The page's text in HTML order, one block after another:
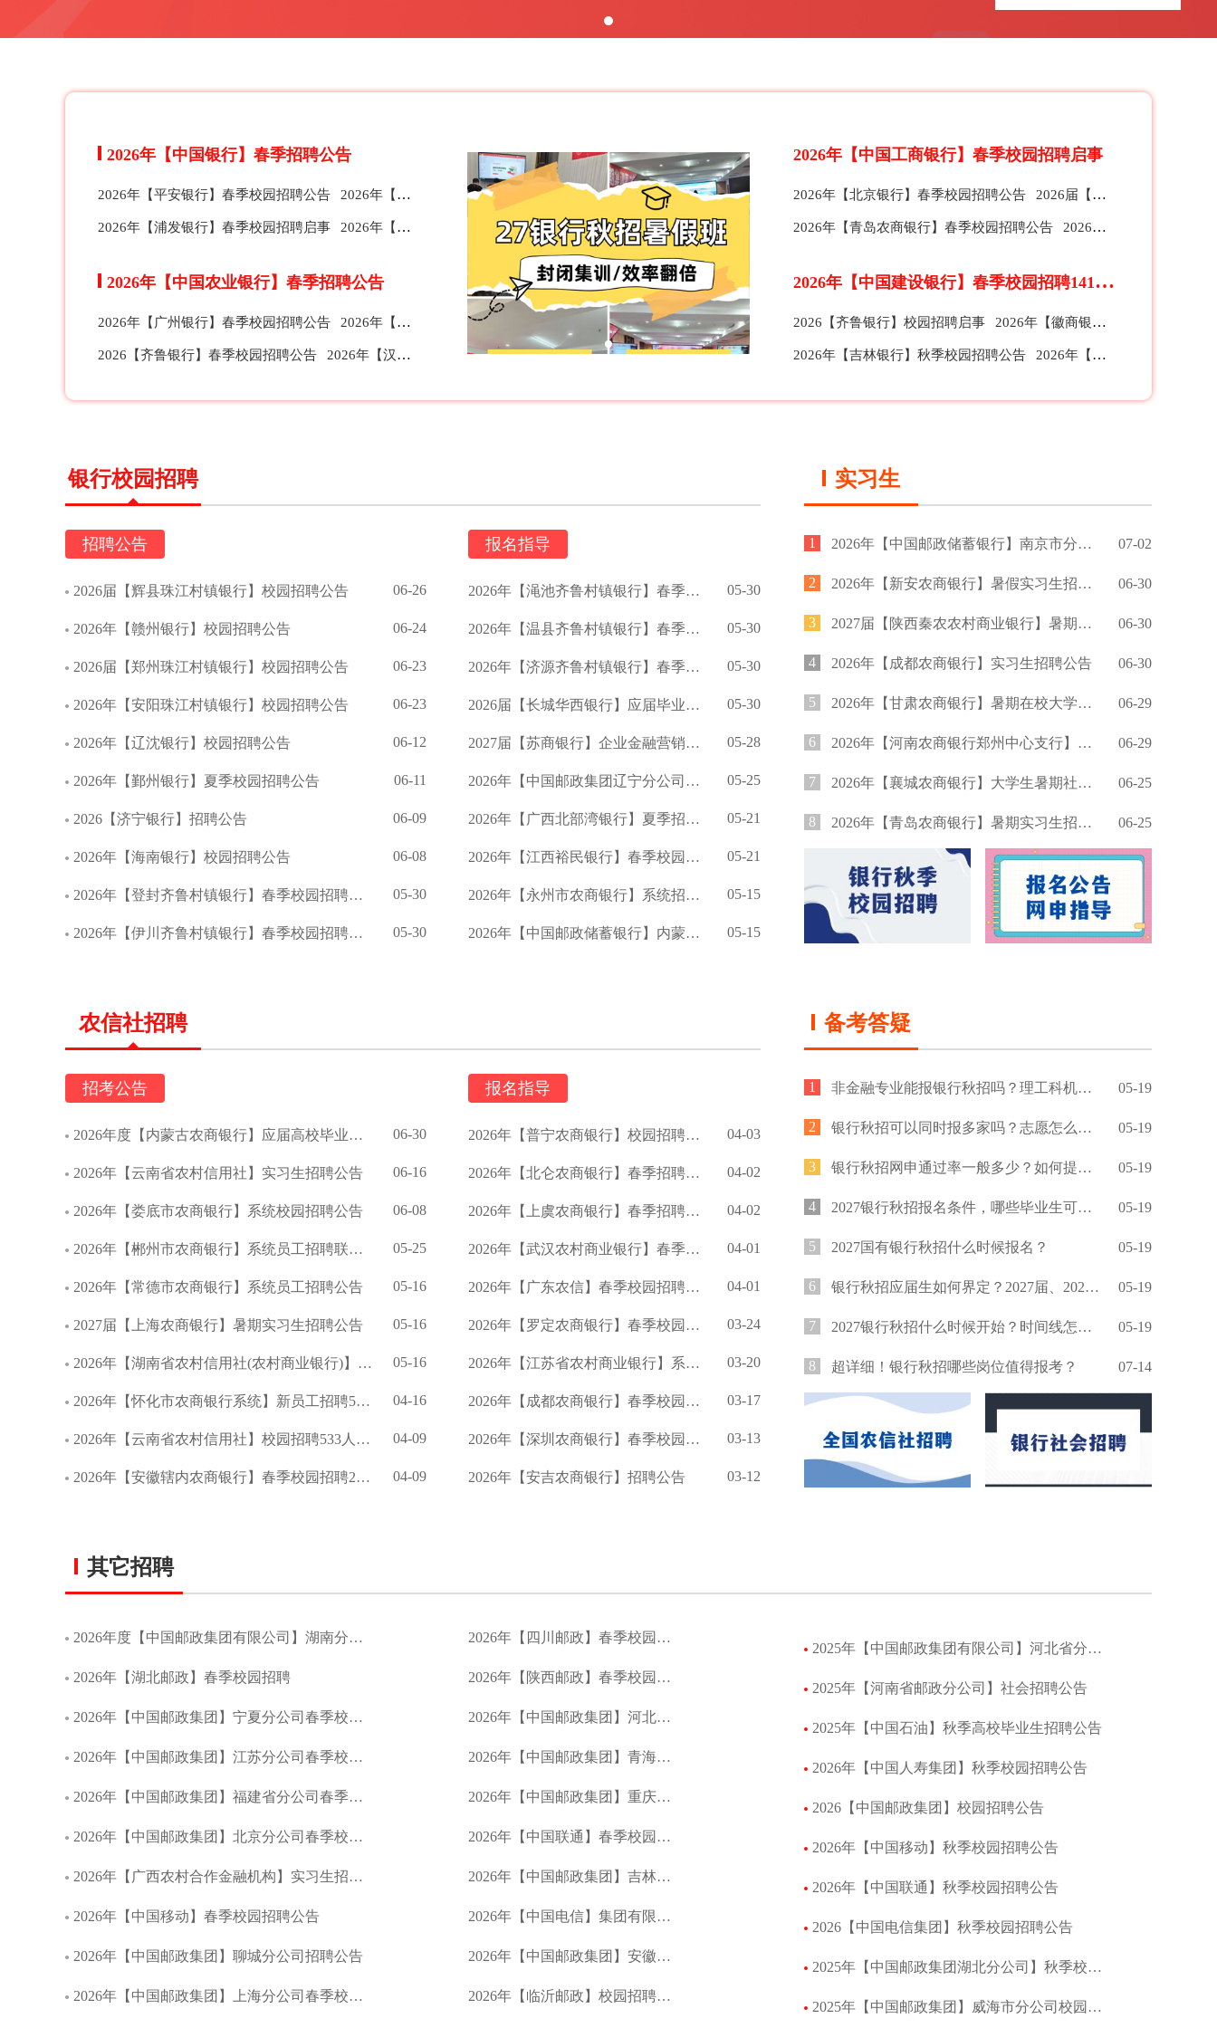
2026年【中国银行】春季招聘公告
2026年【平安银行】春季校园招聘公告 2026年【华夏银行】春季校园招聘公告
2026年【浦发银行】春季校园招聘启事 2026年【中信银行】春季校园招聘公告
2026年【中国农业银行】春季招聘公告
2026年【广州银行】春季校园招聘公告 2026年【宁波银行】春季校园招聘公告
2026【齐鲁银行】春季校园招聘公告 2026年【汉口银行】春季校园招聘公告
2026年【中国工商银行】春季校园招聘启事
2026年【北京银行】春季校园招聘公告 2026届【珠海农商银行】春季校园招聘公告
2026年【青岛农商银行】春季校园招聘公告 2026【招商银行】总行、分行及子公司春季校园招聘公告
2
026年【中国建设银行】春季校园招聘1412人公告
2026【齐鲁银行】校园招聘启事 2026年【徽商银行】全球校园招聘公告
2026年【吉林银行】秋季校园招聘公告 2026年【苏州银行】秋季校园招聘公告
银行校园招聘
招聘公告
2026届【辉县珠江村镇银行】校园招聘公告 06-26
2026年【赣州银行】校园招聘公告 06-24
2026届【郑州珠江村镇银行】校园招聘公告 06-23
2026年【安阳珠江村镇银行】校园招聘公告 06-23
2026年【辽沈银行】校园招聘公告 06-12
2026年【鄞州银行】夏季校园招聘公告 06-11
2026【济宁银行】招聘公告 06-09
2026年【海南银行】校园招聘公告 06-08
2026年【登封齐鲁村镇银行】春季校园招聘公告 05-30
2026年【伊川齐鲁村镇银行】春季校园招聘公告 05-30
报名指导
2026年【渑池齐鲁村镇银行】春季校园招聘公告 05-30
2026年【温县齐鲁村镇银行】春季招聘公告 05-30
2026年【济源齐鲁村镇银行】春季校园招聘启事 05-30
2026届【长城华西银行】应届毕业生招聘公告 05-30
2027届【苏商银行】企业金融营销岗校招提前批公告 05-28
2026年【中国邮政集团辽宁分公司】招聘公告 05-25
2026年【广西北部湾银行】夏季招聘启事 05-21
2026年【江西裕民银行】春季校园招聘公告 05-21
2026年【永州市农商银行】系统招聘公告 05-15
2026年【中国邮政储蓄银行】内蒙古分行春季校园招聘公告 05-15
实习生
1 2026年【中国邮政储蓄银行】南京市分行暑期实习生招募公告 07-02
2 2026年【新安农商银行】暑假实习生招募公告 06-30
3 2027届【陕西秦农农村商业银行】暑期实习生招聘公告 06-30
4 2026年【成都农商银行】实习生招聘公告 06-30
5 2026年【甘肃农商银行】暑期在校大学生实习招募公告 06-29
6 2026年【河南农商银行郑州中心支行】暑期实习招募公告 06-29
7 2026年【襄城农商银行】大学生暑期社会实践招募公告 06-25
8 2026年【青岛农商银行】暑期实习生招募公告 06-25
农信社招聘
招考公告
2026年度【内蒙古农商银行】应届高校毕业生校园招聘简章 06-30
2026年【云南省农村信用社】实习生招聘公告 06-16
2026年【娄底市农商银行】系统校园招聘公告 06-08
2026年【郴州市农商银行】系统员工招聘联合公告 05-25
2026年【常德市农商银行】系统员工招聘公告 05-16
2027届【上海农商银行】暑期实习生招聘公告 05-16
2026年【湖南省农村信用社(农村商业银行)】校园招聘公告 05-16
2026年【怀化市农商银行系统】新员工招聘55人公告 04-16
2026年【云南省农村信用社】校园招聘533人公告 04-09
2026年【安徽辖内农商银行】春季校园招聘209人公告 04-09
报名指导
2026年【普宁农商银行】校园招聘启事 04-03
2026年【北仑农商银行】春季招聘公告 04-02
2026年【上虞农商银行】春季招聘启事 04-02
2026年【武汉农村商业银行】春季校园招聘公告 04-01
2026年【广东农信】春季校园招聘公告 04-01
2026年【罗定农商银行】春季校园招聘公告 03-24
2026年【江苏省农村商业银行】系统度春季校园招聘公告 03-20
2026年【成都农商银行】春季校园招聘的公告 03-17
2026年【深圳农商银行】春季校园招聘公告 03-13
2026年【安吉农商银行】招聘公告 03-12
备考答疑
1 非金融专业能报银行秋招吗？理工科机会大吗？ 05-19
2 银行秋招可以同时报多家吗？志愿怎么填？ 05-19
3 银行秋招网申通过率一般多少？如何提高通过率？ 05-19
4 2027银行秋招报名条件，哪些毕业生可以报名？ 05-19
5 2027国有银行秋招什么时候报名？ 05-19
6 银行秋招应届生如何界定？2027届、2026届还能报吗？ 05-19
7 2027银行秋招什么时候开始？时间线怎么安排？ 05-19
8 超详细！银行秋招哪些岗位值得报考？ 07-14
其它招聘
2026年度【中国邮政集团有限公司】湖南分公司春季校园招聘
2026年【湖北邮政】春季校园招聘
2026年【中国邮政集团】宁夏分公司春季校园招聘公告
2026年【中国邮政集团】江苏分公司春季校园招聘公告
2026年【中国邮政集团】福建省分公司春季校园招聘公告
2026年【中国邮政集团】北京分公司春季校园招聘公告
2026年【广西农村合作金融机构】实习生招募启事
2026年【中国移动】春季校园招聘公告
2026年【中国邮政集团】聊城分公司招聘公告
2026年【中国邮政集团】上海分公司春季校园招聘公告
2026年【四川邮政】春季校园招聘公告
2026年【陕西邮政】春季校园招聘公告
2026年【中国邮政集团】河北分公司春季校园招聘公告
2026年【中国邮政集团】青海分公司春季校园招聘公告
2026年【中国邮政集团】重庆市分公司春季校园招聘公告
2026年【中国联通】春季校园招聘公告
2026年【中国邮政集团】吉林省分公司春季招聘公告
2026年【中国电信】集团有限公司校园招聘公告
2026年【中国邮政集团】安徽省分公司春季校园招聘公告
2026年【临沂邮政】校园招聘公告
2025年【中国邮政集团有限公司】河北省分公司社会招聘
2025年【河南省邮政分公司】社会招聘公告
2025年【中国石油】秋季高校毕业生招聘公告
2026年【中国人寿集团】秋季校园招聘公告
2026【中国邮政集团】校园招聘公告
2026年【中国移动】秋季校园招聘公告
2026年【中国联通】秋季校园招聘公告
2026【中国电信集团】秋季校园招聘公告
2025年【中国邮政集团湖北分公司】秋季校园招聘公告
2025年【中国邮政集团】威海市分公司校园招聘公告